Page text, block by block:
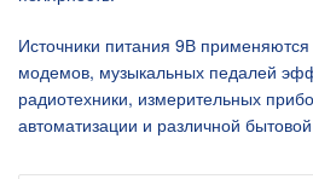
Источники питания 9В
модемов, музыкальных педалей
радиотехники, измерительных
автоматизации и различной